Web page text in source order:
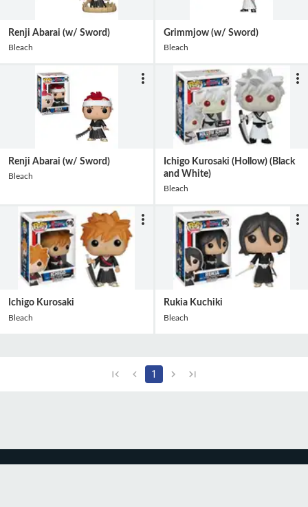
Renji Abarai (w/ Sword)
Bleach
Grimmjow (w/ Sword)
Bleach
Renji Abarai (w/ Sword)
Bleach
Ichigo Kurosaki (Hollow) (Black
and White)
Bleach
Ichigo Kurosaki
Bleach
Rukia Kuchiki
Bleach
1